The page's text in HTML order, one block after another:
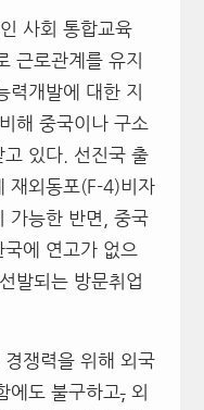
사회 통합교육
근로관계를 유지
력개발에 대한 지
해 중국이나 구소
고 있다. 선진국 출
재외동포(F-4)비자
가능한 반면, 중국
에 연고가 없으
발되는 방문취업
쟁력을 위해 외국
에도 불구하고,외